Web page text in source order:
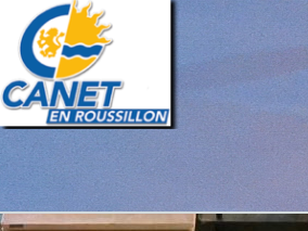
Retourner au contenu